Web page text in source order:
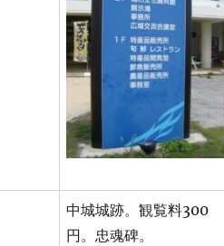
中城城跡。観覧料300
円。忠魂碑。